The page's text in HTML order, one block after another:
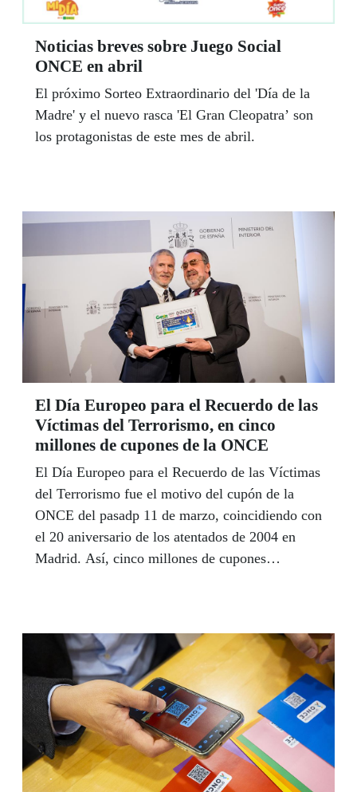
Noticias breves sobre Juego Social
ONCE en abril
El próximo Sorteo Extraordinario del 'Día de la
Madre' y el nuevo rasca 'El Gran Cleopatra’ son
los protagonistas de este mes de abril.
El Día Europeo para el Recuerdo de las
Víctimas del Terrorismo, en cinco
millones de cupones de la ONCE
El Día Europeo para el Recuerdo de las Víctimas
del Terrorismo fue el motivo del cupón de la
ONCE del pasadp 11 de marzo, coincidiendo con
el 20 aniversario de los atentados de 2004 en
Madrid. Así, cinco millones de cupones